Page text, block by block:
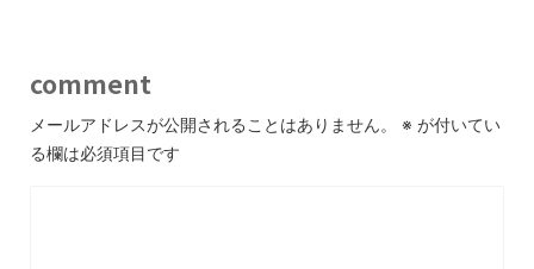
comment
メールアドレスが公開されることはありません。 ※ が付いてい
る欄は必須項目です